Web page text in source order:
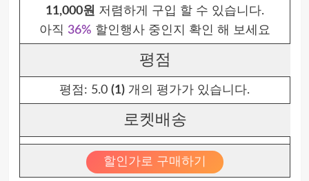
11,000원 저렴하게 구입 할 수 있습니다.
아직 36% 할인행사 중인지 확인 해 보세요
평점
평점: 5.0 (1) 개의 평가가 있습니다.
로켓배송
할인가로 구매하기